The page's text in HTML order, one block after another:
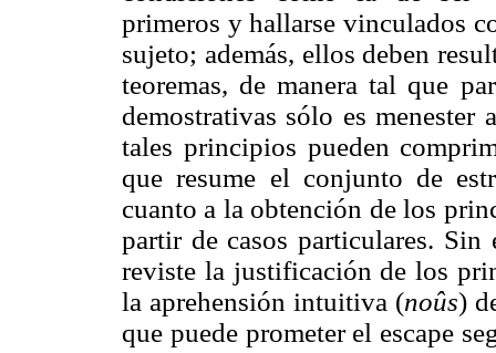
primeros y hallarse vinculados
sujeto; además, ellos deben
teoremas, de manera tal que
demostrativas sólo es
tales principios pueden
que resume el conjunto de
cuanto a la obtención de los
partir de casos particulares.
reviste la justificación de los
la aprehensión intuitiva (noûs)
que puede prometer el escape